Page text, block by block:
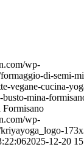
wp-
di-semi-
vegane-cucina-
mina-
Formisano
wp-
2025-12-20